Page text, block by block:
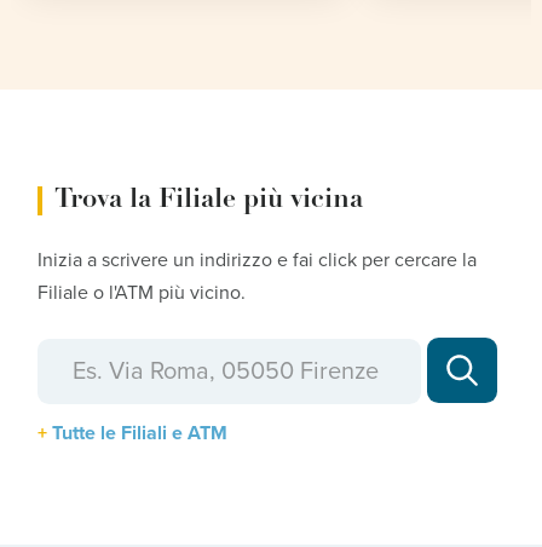
Trova la Filiale più vicina
Inizia a scrivere un indirizzo e fai click per cercare la
Filiale o l'ATM più vicino.
Tutte le Filiali e ATM